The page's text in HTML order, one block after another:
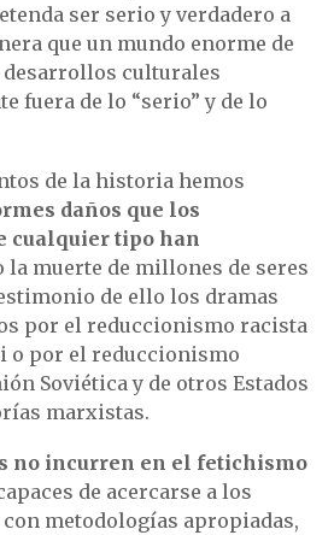
ser serio y verdadero a
que un mundo enorme de
desarrollos culturales
fuera de lo “serio” y de lo
de la historia hemos
daños que los
cualquier tipo han
la muerte de millones de seres
de ello los dramas
por el reduccionismo racista
o por el reduccionismo
Soviética y de otros Estados
marxistas.
no incurren en el fetichismo
de acercarse a los
metodologías apropiadas,